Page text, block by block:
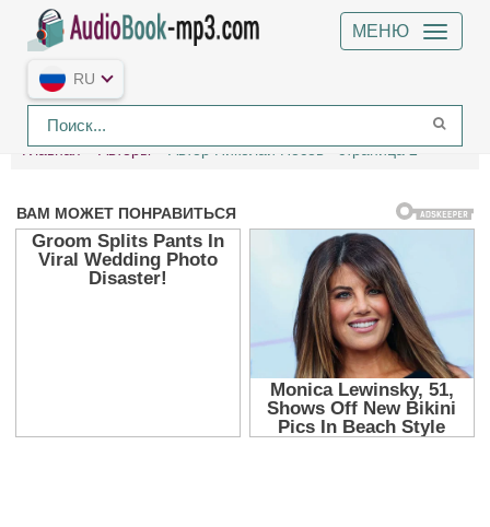
МЕНЮ
RU
Главная Авторы Автор Николай Носов - страница 2